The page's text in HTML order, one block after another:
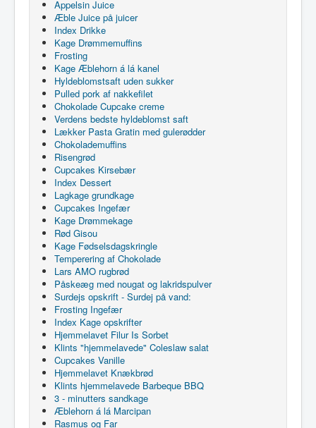
Appelsin Juice
Æble Juice på juicer
Index Drikke
Kage Drømmemuffins
Frosting
Kage Æblehorn á lá kanel
Hyldeblomstsaft uden sukker
Pulled pork af nakkefilet
Chokolade Cupcake creme
Verdens bedste hyldeblomst saft
Lækker Pasta Gratin med gulerødder
Chokolademuffins
Risengrød
Cupcakes Kirsebær
Index Dessert
Lagkage grundkage
Cupcakes Ingefær
Kage Drømmekage
Rød Gisou
Kage Fødselsdagskringle
Temperering af Chokolade
Lars AMO rugbrød
Påskeæg med nougat og lakridspulver
Surdejs opskrift - Surdej på vand:
Frosting Ingefær
Index Kage opskrifter
Hjemmelavet Filur Is Sorbet
Klints "hjemmelavede" Coleslaw salat
Cupcakes Vanille
Hjemmelavet Knækbrød
Klints hjemmelavede Barbeque BBQ
3 - minutters sandkage
Æblehorn á lá Marcipan
Rasmus og Far